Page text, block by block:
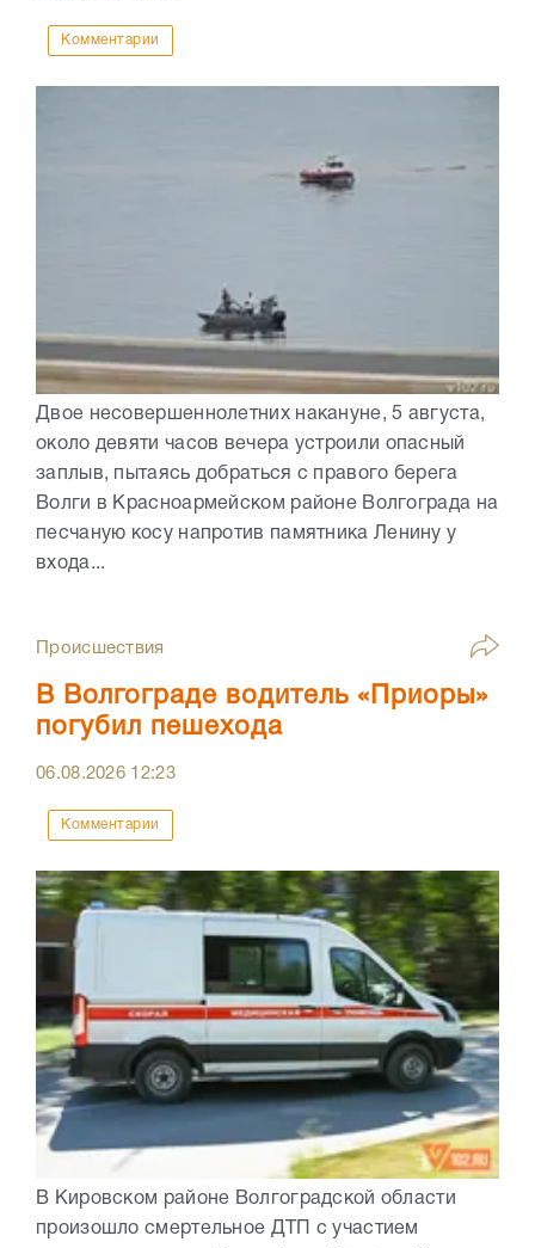
Комментарии
Двое несовершеннолетних накануне, 5 августа,
около девяти часов вечера устроили опасный
заплыв, пытаясь добраться с правого берега
Волги в Красноармейском районе Волгограда на
песчаную косу напротив памятника Ленину у
входа...
Происшествия
В Волгограде водитель «Приоры»
погубил пешехода
06.08.2026 12:23
Комментарии
В Кировском районе Волгоградской области
произошло смертельное ДТП с участием